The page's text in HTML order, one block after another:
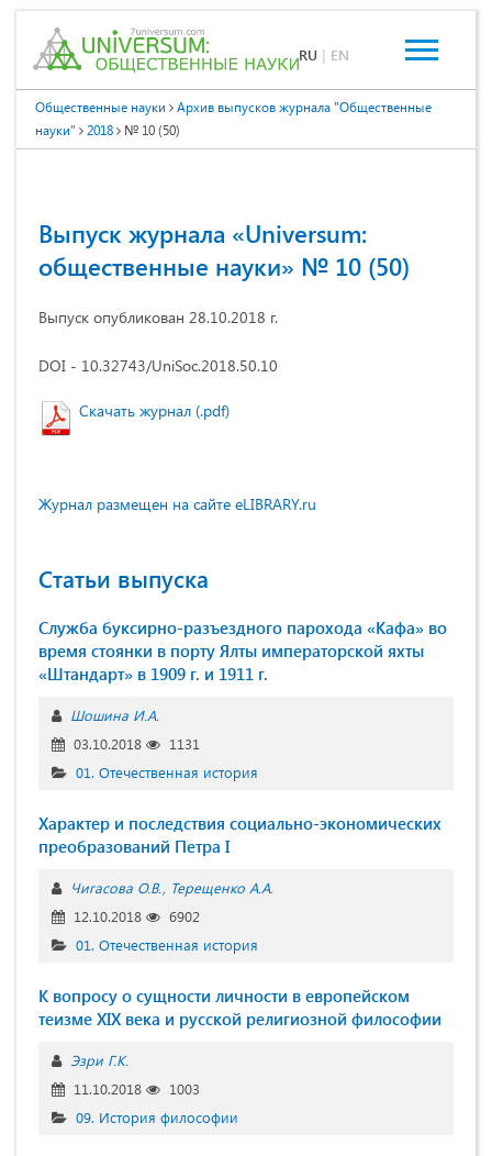
RU | EN
Общественные науки
Архив выпусков журнала "Общественные
науки"
2018 № 10 (50)
Выпуск журнала «Universum:
общественные науки» № 10 (50)
Выпуск опубликован 28.10.2018 г.
DOI - 10.32743/UniSoc.2018.50.10
Скачать журнал (.pdf)
Журнал размещен на сайте eLIBRARY.ru
Статьи выпуска
Служба буксирно-разъездного парохода «Кафа» во
время стоянки в порту Ялты императорской яхты
«Штандарт» в 1909 г. и 1911 г.
Шошина И.А.
03.10.2018
1131
01. Отечественная история
Характер и последствия социально-экономических
преобразований Петра I
Чигасова О.В.
Терещенко А.А.
12.10.2018
6902
01. Отечественная история
К вопросу о сущности личности в европейском
теизме XIX века и русской религиозной философии
Эзри Г.К.
11.10.2018
1003
09. История философии